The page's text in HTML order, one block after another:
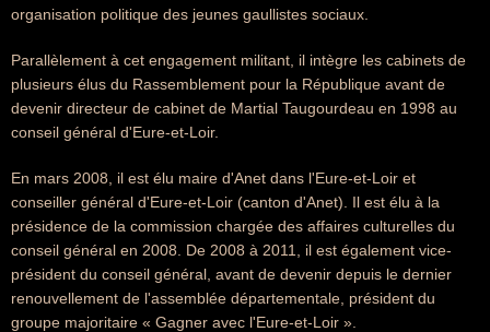
organisation politique des jeunes gaullistes sociaux.
Parallèlement à cet engagement militant, il intègre les cabinets de
plusieurs élus du Rassemblement pour la République avant de
devenir directeur de cabinet de Martial Taugourdeau en 1998 au
conseil général d'Eure-et-Loir.
En mars 2008, il est élu maire d'Anet dans l'Eure-et-Loir et
conseiller général d'Eure-et-Loir (canton d'Anet). Il est élu à la
présidence de la commission chargée des affaires culturelles du
conseil général en 2008. De 2008 à 2011, il est également vice-
président du conseil général, avant de devenir depuis le dernier
renouvellement de l'assemblée départementale, président du
groupe majoritaire « Gagner avec l'Eure-et-Loir ».